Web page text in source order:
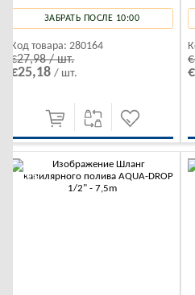
ЗАБРАТЬ ПОСЛЕ 10:00
Код товара: 280164
€27,98 / шт.
€25,18/ шт.
-10%